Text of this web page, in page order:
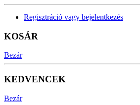
Regisztráció vagy bejelentkezés
KOSÁR
Bezár
KEDVENCEK
Bezár